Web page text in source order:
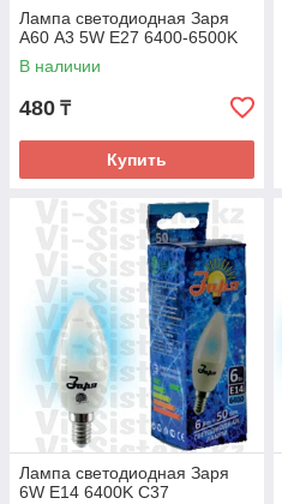
Лампа светодиодная Заря
А60 А3 5W E27 6400-6500K
В наличии
480 ₸
Купить
Лампа светодиодная Заря
6W E14 6400K C37